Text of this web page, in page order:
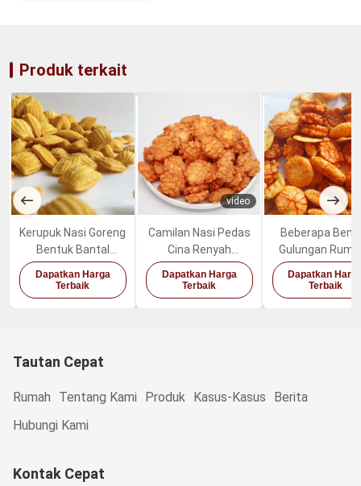
Produk terkait
Kerupuk Nasi Goreng
Bentuk Bantal
Keripik Udang
Kembung Nostalgia
Nostalgia
Dapatkan Harga
Terbaik
video
Camilan Nasi Pedas
Cina Renyah
Kerupuk Nasi Senbei
Camilan
Dapatkan Harga
Terbaik
Beberapa
Gulungan
Laut Goreng
Tinggi Biskuit
Renyah
Dapatkan
Terbaik
Tautan Cepat
Rumah Tentang Kami Produk Kasus-Kasus
Berita
Hubungi Kami
Kontak Cepat